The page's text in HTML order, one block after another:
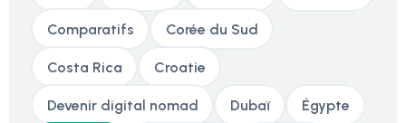
Comparatifs Corée du Sud
Costa Rica Croatie
Devenir digital nomad Dubaï Égypte